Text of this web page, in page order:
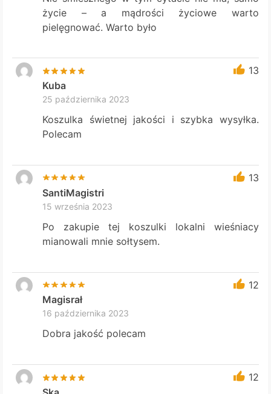
życie – a mądrości życiowe warto
pielęgnować. Warto było
13
Kuba
25 października 2023
Koszulka świetnej jakości i szybka wysyłka.
Polecam
13
SantiMagistri
15 września 2023
Po zakupie tej koszulki lokalni wieśniacy
mianowali mnie sołtysem.
12
Magisrał
16 października 2023
Dobra jakość polecam
12